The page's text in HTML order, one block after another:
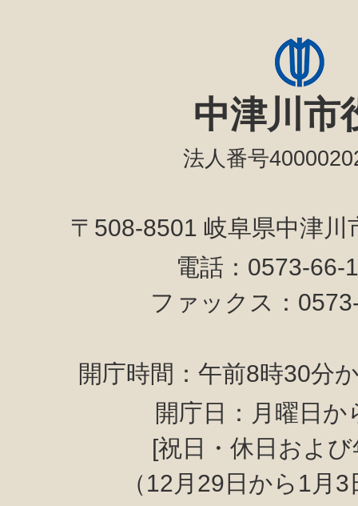
中津川市
法人番号
〒508-8501 岐阜県中津
電話：0573-
ファックス：
開庁時間：午前8時30分
開庁日：月曜日か
[祝日・休日およ
（12月29日から1月